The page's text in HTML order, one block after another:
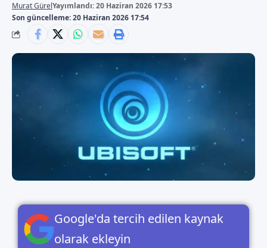
Son güncelleme: 20 Haziran 2026 17:54
Murat GürelYayımlandı: 20 Haziran 2026 17:53
Google'da tercih edilen kaynak
olarak ekleyin